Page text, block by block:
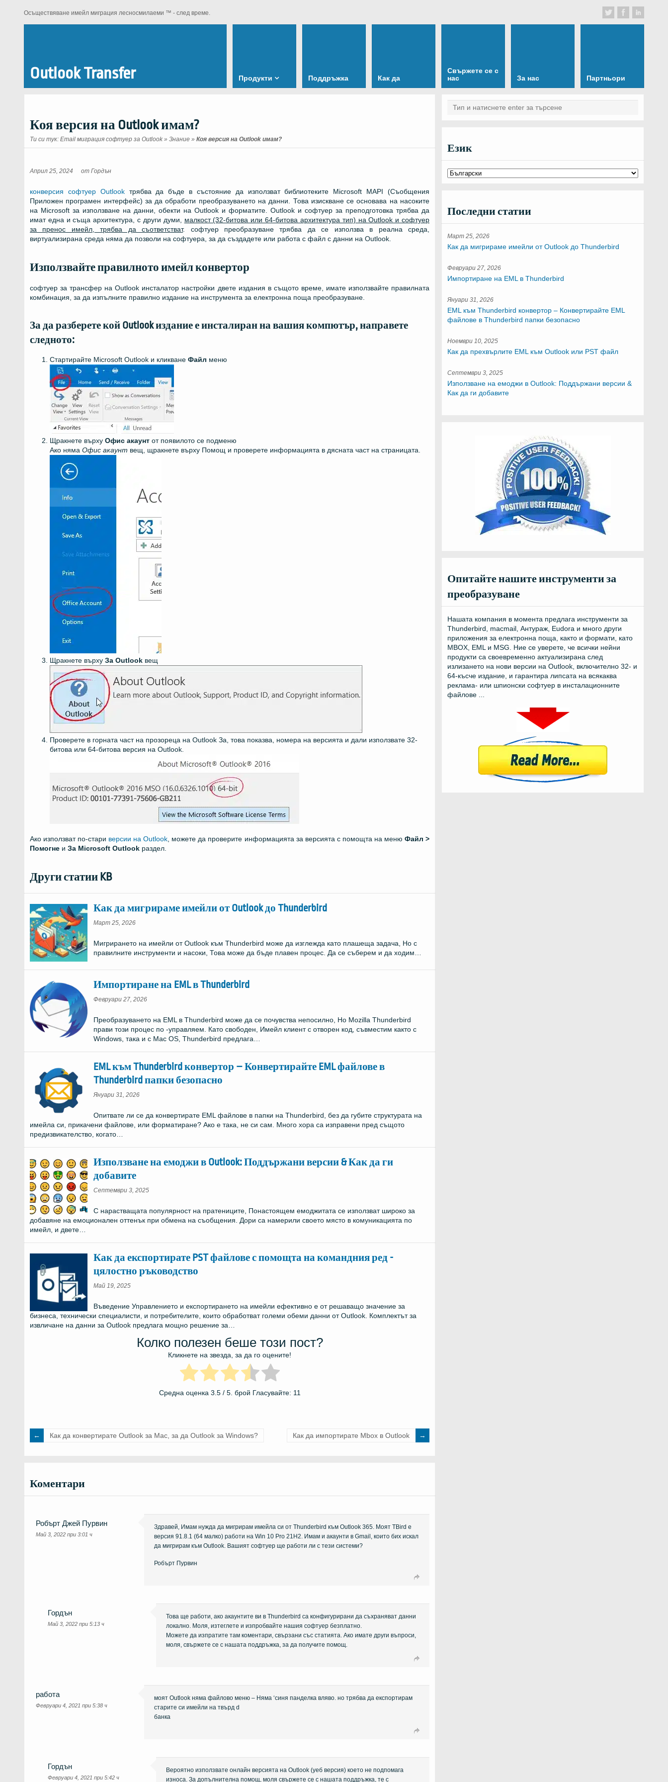
Осъществяване имейл миграция лесносмилаеми ™ - след време.
Outlook Transfer Продукти Поддръжка Как да
Свържете се с
нас
За нас Партньори
Коя версия на Outlook имам?
Ти си тук: Email миграция софтуер за Outlook » Знание » Коя версия на Outlook имам?
Април 25, 2024 от Гордън
конверсия софтуер Outlookтрябва да бъде в състояние да използват библиотеките Microsoft MAPI (Съобщения
Приложен програмен интерфейс) за да обработи преобразуването на данни. Това изискване се основава на насоките
на Microsoft за използване на данни, обекти на Outlook и форматите. Outlook и софтуер за преподготовка трябва да
имат една и съща архитектура, с други думи, малкост (32-битова или 64-битова архитектура тип) на Outlook и софтуер
за пренос имейл, трябва да съответстват. софтуер преобразуване трябва да се използва в реална среда,
виртуализирана среда няма да позволи на софтуера, за да създадете или работа с файл с данни на Outlook.
Използвайте правилното имейл конвертор
софтуер за трансфер на Outlook инсталатор настройки двете издания в същото време, имате използвайте правилната
комбинация, за да изпълните правилно издание на инструмента за електронна поща преобразуване.
За да разберете кой Outlook издание е инсталиран на вашия компютър, направете
следното:
Стартирайте Microsoft Outlook и кликване Файл меню
Щракнете върху Офис акаунт от появилото се подменю
Ако няма Офис акаунт вещ, щракнете върху Помощ и проверете информацията в дясната част на страницата.
Щракнете върху За Outlook вещ
Проверете в горната част на прозореца на Outlook За, това показва, номера на версията и дали използвате 32-
битова или 64-битова версия на Outlook.
Ако използват по-стари версии на Outlook , можете да проверите информацията за версията с помощта на меню Файл >
Помогне и За Microsoft Outlook раздел.
Други статии KB
Как да мигрираме имейли от Outlook до Thunderbird
Март 25, 2026
Мигрирането на имейли от Outlook към Thunderbird може да изглежда като плашеща задача, Но с
правилните инструменти и насоки, Това може да бъде плавен процес. Да се ​​съберем и да ходим…
Импортиране на EML в Thunderbird
Февруари 27, 2026
Преобразуването на EML в Thunderbird може да се почувства непосилно, Но Mozilla Thunderbird
прави този процес по -управляем. Като свободен, Имейл клиент с отворен код, съвместим както с
Windows, така и с Mac OS, Thunderbird предлага…
EML към Thunderbird конвертор – Конвертирайте EML файлове в
Thunderbird папки безопасно
Януари 31, 2026
Опитвате ли се да конвертирате EML файлове в папки на Thunderbird, без да губите структурата на
имейла си, прикачени файлове, или форматиране? Ако е така, не си сам. Много хора са изправени пред същото
предизвикателство, когато…
Използване на емоджи в Outlook: Поддържани версии & Как да ги
добавите
Септември 3, 2025
С нарастващата популярност на пратениците, Понастоящем емоджитата се използват широко за
добавяне на емоционален оттенък при обмена на съобщения. Дори са намерили своето място в комуникацията по
имейл, и двете…
Как да експортирате PST файлове с помощта на командния ред -
цялостно ръководство
Май 19, 2025
Въведение Управлението и експортирането на имейли ефективно е от решаващо значение за
бизнеса, технически специалисти, и потребителите, които обработват големи обеми данни от Outlook. Комплектът за
извличане на данни за Outlook предлага мощно решение за…
Колко полезен беше този пост?
Кликнете на звезда, за да го оцените!
Средна оценка 3.5/ 5. брой Гласувайте: 11
Как да конвертирате Outlook за Mac, за да Outlook за Windows? Как да импортирате Mbox в Outlook
Коментари
Робърт Джей Пурвин
Май 3, 2022 при 3:01 ч
Здравей, Имам нужда да мигрирам имейла си от Thunderbird към Outlook 365. Моят TBird е
версия 91.8.1 (64 малко) работи на Win 10 Pro 21H2. Имам и акаунти в Gmail, които бих искал
да мигрирам към Outlook. Вашият софтуер ще работи ли с тези системи?
Робърт Пурвин
Гордън
Май 3, 2022 при 5:13 ч
Това ще работи, ако акаунтите ви в Thunderbird са конфигурирани да съхраняват данни
локално. Моля, изтеглете и изпробвайте нашия софтуер безплатно.
Можете да изпратите там коментари, свързани със статията. Ако имате други въпроси,
моля, свържете се с нашата поддръжка, за да получите помощ.
работа
Февруари 4, 2021 при 5:38 ч
моят Outlook няма файлово меню – Няма ‘синя панделка вляво. но трябва да експортирам
старите си имейли на твърд d
банка
Гордън
Февруари 4, 2021 при 5:42 ч
Вероятно използвате онлайн версията на Outlook (уеб версия) което не подпомага
износа. За допълнителна помощ, моля свържете се с нашата поддръжка, те с
Език
Последни статии
Март 25, 2026
Как да мигрираме имейли от Outlook до Thunderbird
Февруари 27, 2026
Импортиране на EML в Thunderbird
Януари 31, 2026
EML към Thunderbird конвертор – Конвертирайте EML
файлове в Thunderbird папки безопасно
Ноември 10, 2025
Как да прехвърлите EML към Outlook или PST файл
Септември 3, 2025
Използване на емоджи в Outlook: Поддържани версии &
Как да ги добавите
Опитайте нашите инструменти за
преобразуване
Нашата компания в момента предлага инструменти за
Thunderbird, macmail, Антураж, Eudora и много други
приложения за електронна поща, както и формати, като
MBOX, EML и MSG. Ние се уверете, че всички нейни
продукти са своевременно актуализирана след
излизането на нови версии на Outlook, включително 32- и
64-късче издание, и гарантира липсата на всякаква
реклама- или шпионски софтуер в инсталационните
файлове ...